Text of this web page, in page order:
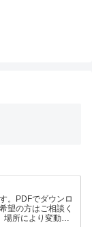
。PDFでダウンロ
望の方はご相談く
場所により変動あ